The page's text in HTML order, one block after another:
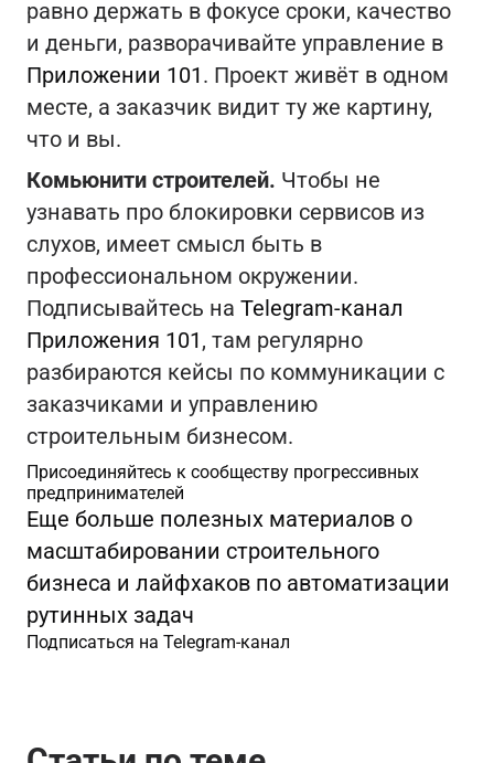
равно держать в фокусе сроки, качество
и деньги, разворачивайте управление в
Приложении 101. Проект живёт в одном
месте, а заказчик видит ту же картину,
что и вы.
Комьюнити строителей. Чтобы не
узнавать про блокировки сервисов из
слухов, имеет смысл быть в
профессиональном окружении.
Подписывайтесь на Telegram‑канал
Приложения 101, там регулярно
разбираются кейсы по коммуникации с
заказчиками и управлению
строительным бизнесом.
Присоединяйтесь к сообществу прогрессивных
предпринимателей
Еще больше полезных материалов о
масштабировании строительного
бизнеса и лайфхаков по автоматизации
рутинных задач
Подписаться на Telegram-канал